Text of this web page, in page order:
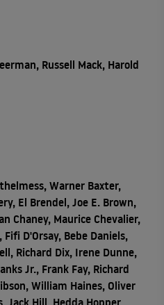
Russell Mack, Harold
Warner Baxter,
El Brendel, Joe E. Brown,
Chaney, Maurice Chevalier,
D'Orsay, Bebe Daniels,
Richard Dix, Irene Dunne,
Jr., Frank Fay, Richard
William Haines, Oliver